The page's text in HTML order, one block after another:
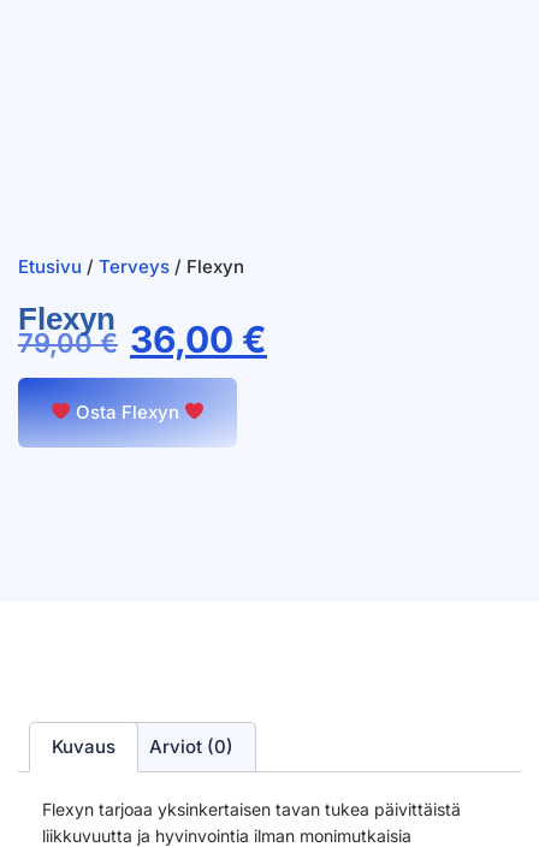
Etusivu / Terveys / Flexyn
Flexyn
79,00€ 36,00 €
Osta Flexyn
Kuvaus Arviot (0)
Flexyn tarjoaa yksinkertaisen tavan tukea päivittäistä
liikkuvuutta ja hyvinvointia ilman monimutkaisia